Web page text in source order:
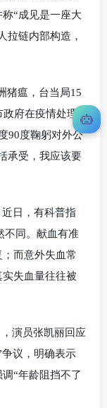
“成见是一座大
拉链内部构造，
猪瘟，台当局15
府在疫情处理
90度鞠躬对外公
承受，我应该要
日，有科普指
不同。献血有准
而意外失血常
失血量往往被
演员张凯丽回应
议，明确表示
“年龄阻挡不了